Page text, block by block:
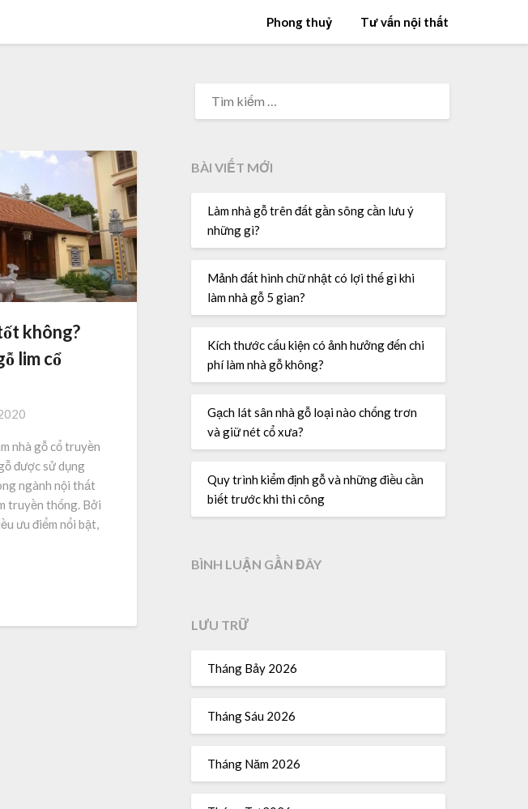
Phong thuỷ Tư vấn nội thất
không?
lim cổ
nhà gỗ cổ truyền
được sử dụng
ngành nội thất
truyền thống. Bởi
ưu điểm nổi bật,
KIẾM
BÀI VIẾT MỚI
Làm nhà gỗ trên đất gần sông cần lưu ý
những gì?
Mảnh đất hình chữ nhật có lợi thế gì khi
làm nhà gỗ 5 gian?
Kích thước cấu kiện có ảnh hưởng đến chi
phí làm nhà gỗ không?
Gạch lát sân nhà gỗ loại nào chống trơn
và giữ nét cổ xưa?
Quy trình kiểm định gỗ và những điều cần
biết trước khi thi công
BÌNH LUẬN GẦN ĐÂY
LƯU TRỮ
Tháng Bảy 2026
Tháng Sáu 2026
Tháng Năm 2026